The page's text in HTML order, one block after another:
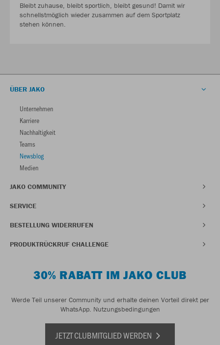
Bleibt zuhause, bleibt sportlich, bleibt gesund! Damit wir
schnellstmöglich wieder zusammen auf dem Sportplatz
stehen können.
ÜBER JAKO
Unternehmen
Karriere
Nachhaltigkeit
Teams
Newsblog
Medien
JAKO COMMUNITY
SERVICE
BESTELLUNG WIDERRUFEN
PRODUKTRÜCKRUF CHALLENGE
30% RABATT IM JAKO CLUB
Werde Teil unserer Community und erhalte deinen Vorteil direkt per
WhatsApp. Nutzungsbedingungen
JETZT CLUBMITGLIED WERDEN